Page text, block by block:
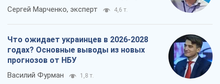
Сергей Марченко, эксперт 4,6 т.
Что ожидает украинцев в 2026-2028
годах? Основные выводы из новых
прогнозов от НБУ
Василий Фурман 1,8 т.